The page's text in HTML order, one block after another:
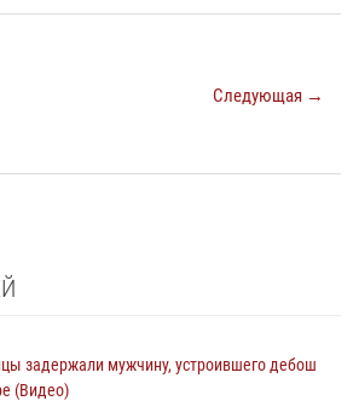
Следующая →
задержали мужчину, устроившего дебош
(Видео)